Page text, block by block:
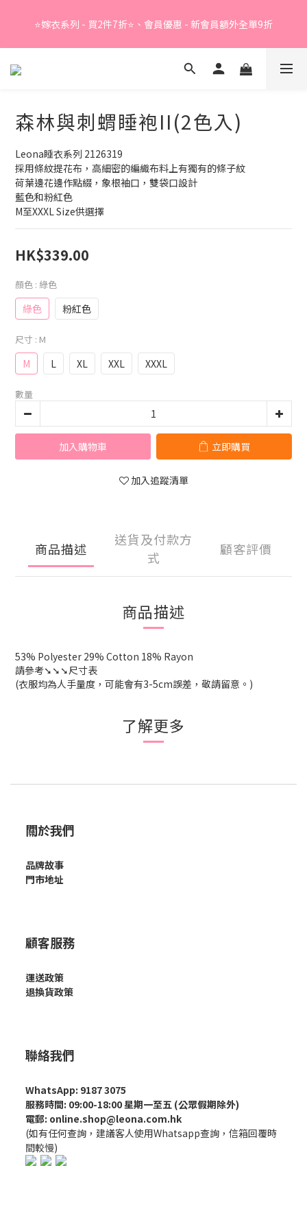
⭐嫁衣系列 - 買2件7折⭐、會員優惠 - 新會員額外全單9折
Summer Sale - 精選睡衣買2件折❤️
森林與刺蝟睡袍II(2色入)
Leona睡衣系列 2126319
採用條紋提花布，高細密的編織布料上有獨有的條子紋
荷葉邊花邊作點綴，象根袖口，雙袋口設計
藍色和粉紅色
M至XXXL Size供選擇
HK$339.00
顏色 : 綠色
綠色 粉紅色
尺寸 : M
M L XL XXL XXXL
數量
加入購物車 立即購買
加入追蹤清單
商品描述
送貨及付款方
式
顧客評價
商品描述
53% Polyester 29% Cotton 18% Rayon
請參考➘➘➘尺寸表
(衣服均為人手量度，可能會有3-5cm誤差，敬請留意。)
了解更多
關於我們
品牌故事
門市地址
顧客服務
運送政策
退換貨政策
聯絡我們
WhatsApp: 9187 3075
服務時間: 09:00-18:00 星期一至五 (公眾假期除外)
電郵: online.shop@leona.com.hk
(如有任何查詢，建議客人使用Whatsapp查詢，信箱回覆時
間較慢)